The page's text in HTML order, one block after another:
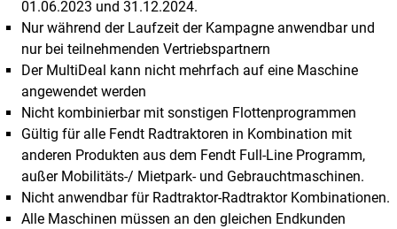
01.06.2023 und 31.12.2024.
Nur während der Laufzeit der Kampagne anwendbar und
nur bei teilnehmenden Vertriebspartnern
Der MultiDeal kann nicht mehrfach auf eine Maschine
angewendet werden
Nicht kombinierbar mit sonstigen Flottenprogrammen
Gültig für alle Fendt Radtraktoren in Kombination mit
anderen Produkten aus dem Fendt Full-Line Programm,
außer Mobilitäts-/ Mietpark- und Gebrauchtmaschinen.
Nicht anwendbar für Radtraktor-Radtraktor Kombinationen.
Alle Maschinen müssen an den gleichen Endkunden